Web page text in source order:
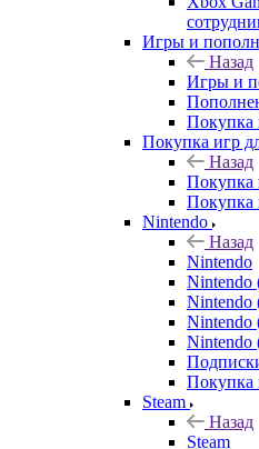
Игры и
Назад
Игры и
Покупка
Покупка игр
Назад
Покупка
Покупка
Nintendo
Назад
Nintendo
Nintendo
Nintendo
Покупка
Steam
Назад
Steam